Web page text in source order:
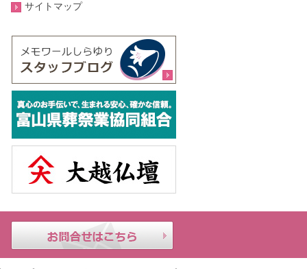
サイトマップ
らゆ休｜